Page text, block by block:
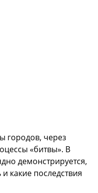
городов, через
«битвы». В
демонстрируется,
какие последствия